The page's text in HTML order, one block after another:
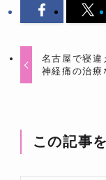
名古屋で寝違
神経痛の治療
この記事